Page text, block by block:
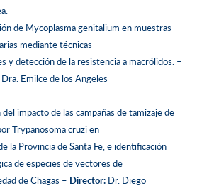
de Mycoplasma genitalium en muestras
mediante técnicas
y detección de la resistencia a macrólidos. –
Dra. Emilce de los Angeles
del impacto de las campañas de tamizaje de
Trypanosoma cruzi en
la Provincia de Santa Fe, e identificación
de especies de vectores de
de Chagas – Director: Dr. Diego